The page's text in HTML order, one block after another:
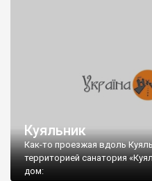
Куяльник
Как-то проезжая вдоль
территорией санатория
дом: